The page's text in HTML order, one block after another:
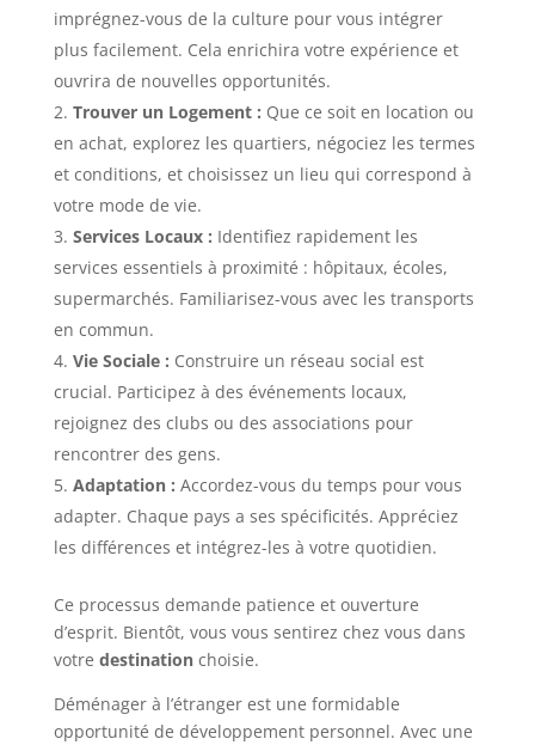
imprégnez-vous de la culture pour vous intégrer
plus facilement. Cela enrichira votre expérience et
ouvrira de nouvelles opportunités.
Trouver un Logement : Que ce soit en location ou
en achat, explorez les quartiers, négociez les termes
et conditions, et choisissez un lieu qui correspond à
votre mode de vie.
Services Locaux : Identifiez rapidement les
services essentiels à proximité : hôpitaux, écoles,
supermarchés. Familiarisez-vous avec les transports
en commun.
Vie Sociale : Construire un réseau social est
crucial. Participez à des événements locaux,
rejoignez des clubs ou des associations pour
rencontrer des gens.
Adaptation : Accordez-vous du temps pour vous
adapter. Chaque pays a ses spécificités. Appréciez
les différences et intégrez-les à votre quotidien.
Ce processus demande patience et ouverture
d’esprit. Bientôt, vous vous sentirez chez vous dans
votre destinationchoisie.
Déménager à l’étranger est une formidable
opportunité de développement personnel. Avec une